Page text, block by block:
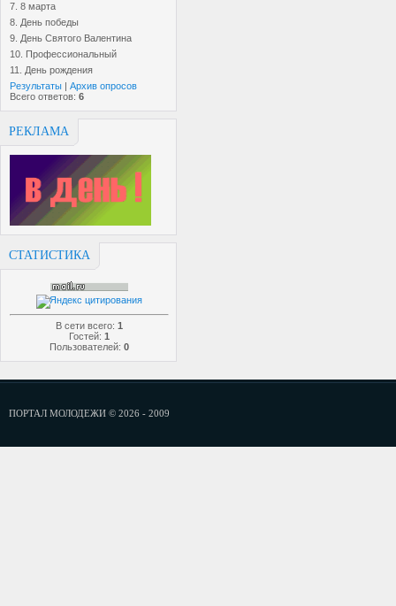
7. 8 марта
8. День победы
9. День Святого Валентина
10. Профессиональный
11. День рождения
Результаты | Архив опросов
Всего ответов: 6
РЕКЛАМА
СТАТИСТИКА
В сети всего: 1
Гостей: 1
Пользователей: 0
ПОРТАЛ МОЛОДЕЖИ © 2026 - 2009